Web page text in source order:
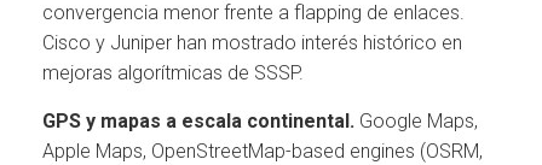
convergencia menor frente a flapping de enlaces.
Cisco y Juniper han mostrado interés histórico en
mejoras algorítmicas de SSSP.
GPS y mapas a escala continental. Google Maps,
Apple Maps, OpenStreetMap-based engines (OSRM,